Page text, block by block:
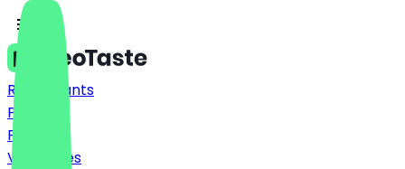
Restaurants
Prijzen
FAQ
Vacatures